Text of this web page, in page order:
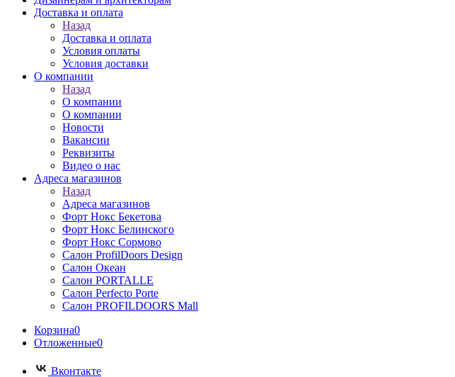
Доставка и оплата
Назад
Доставка и оплата
Условия оплаты
Условия доставки
О компании
Назад
О компании
О компании
Новости
Вакансии
Реквизиты
Видео о нас
Адреса магазинов
Назад
Адреса магазинов
Форт Нокс Бекетова
Форт Нокс Белинского
Форт Нокс Сормово
Салон ProfilDoors Design
Салон Океан
Салон PORTALLE
Салон Perfecto Portе
Салон PROFILDOORS Mall
Корзина0
Отложенные0
Вконтакте